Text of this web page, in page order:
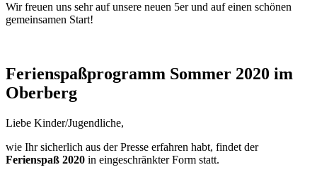
Wir freuen uns sehr auf unsere neuen 5er und auf einen schönen
gemeinsamen Start!
Ferienspaßprogramm Sommer 2020 im
Oberberg
Liebe Kinder/Jugendliche,
wie Ihr sicherlich aus der Presse erfahren habt, findet der
Ferienspaß 2020 in eingeschränkter Form statt.